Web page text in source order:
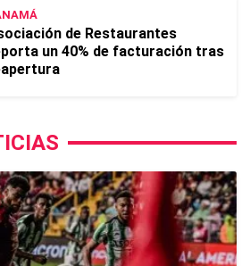
de Restaurantes
un 40% de facturación tras